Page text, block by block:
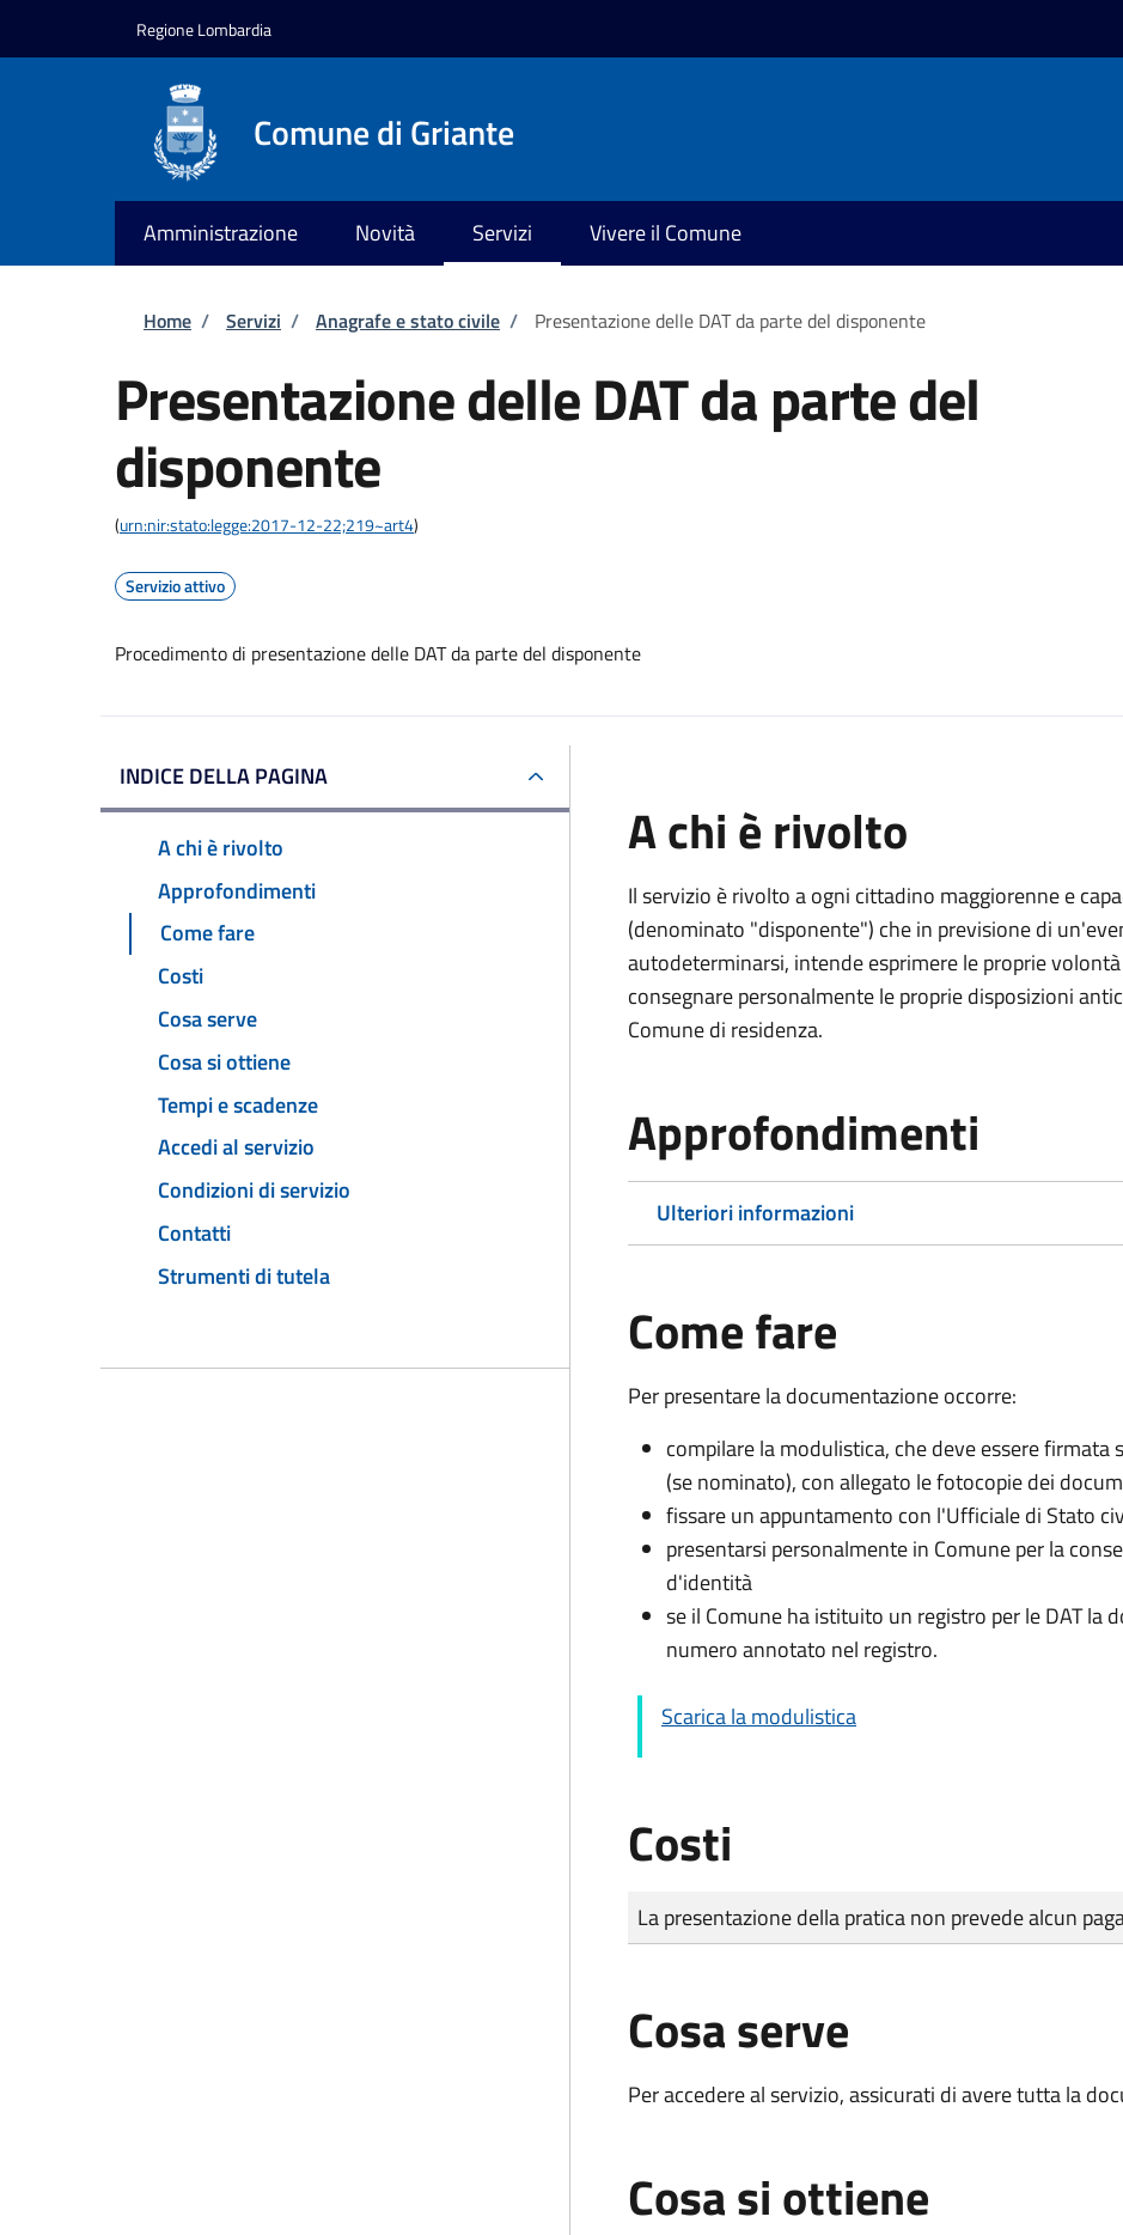
Regione Lombardia
Comune di Griante
Amministrazione Novità Servizi Vivere il Comune
Briciole di pane
Home / Servizi / Anagrafe e stato civile / Presentazione delle DAT da parte del disponente
Presentazione delle DAT da parte del
disponente
(urn:nir:stato:legge:2017-12-22;219~art4)
Servizio attivo
Procedimento di presentazione delle DAT da parte del disponente
INDICE DELLA PAGINA
A chi è rivolto
Approfondimenti
Come fare
Costi
Cosa serve
Cosa si ottiene
Tempi e scadenze
Accedi al servizio
Condizioni di servizio
Contatti
Strumenti di tutela
A chi è rivolto
Il servizio è rivolto a ogni cittadino maggiorenne e
(denominato "disponente") che in previsione di
autodeterminarsi, intende esprimere le proprie
consegnare personalmente le proprie disposizioni
Comune di residenza.
Approfondimenti
Ulteriori informazioni
Come fare
Per presentare la documentazione occorre:
compilare la modulistica, che deve essere
(se nominato), con allegato le fotocopie dei
fissare un appuntamento con l'Ufficiale di Stato
presentarsi personalmente in Comune per la
d'identità
se il Comune ha istituito un registro per le DAT la
numero annotato nel registro.
Scarica la modulistica
Costi
Tipo di pagamento
Importo
La presentazione della pratica non prevede alcun
Cosa serve
Per accedere al servizio, assicurati di avere tutta la
Cosa si ottiene